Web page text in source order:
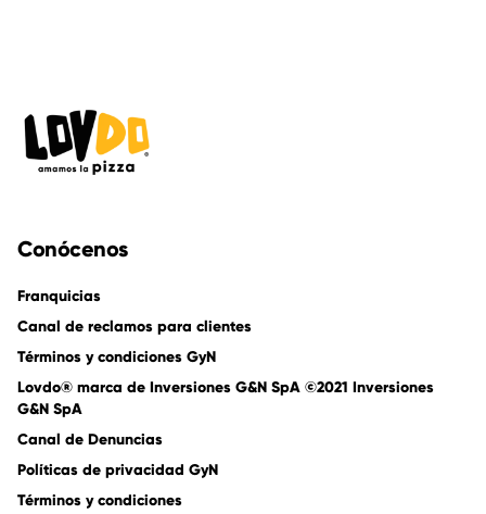
Conócenos
Franquicias
Canal de reclamos para clientes
Términos y condiciones GyN
Lovdo® marca de Inversiones G&N SpA ©2021 Inversiones
G&N SpA
Canal de Denuncias
Políticas de privacidad GyN
Términos y condiciones